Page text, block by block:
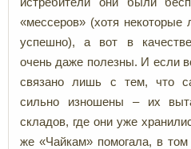
«мессеров» (хотя некоторые
успешно), а вот в
очень даже полезны. И если
связано лишь с тем, что
сильно изношены – их
складов, где они уже
же «Чайкам» помогала, в